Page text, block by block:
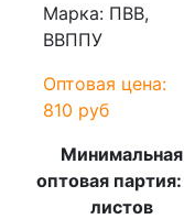
Марка: ПВВ,
ВВППУ
Оптовая цена:
810 руб
Минимальная
оптовая
листов